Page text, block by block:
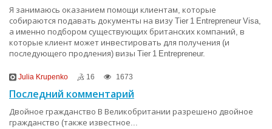
Я занимаюсь оказанием помощи клиентам, которые
собираются подавать документы на визу Tier 1 Entrepreneur Visa,
а именно подбором существующих британских компаний, в
которые клиент может инвестировать для получения (и
последующего продления) визы Tier 1 Entrepreneur.
Julia Krupenko 16 1673
Последний комментарий
Двойное гражданство В Великобритании разрешено двойное
гражданство (также известное...